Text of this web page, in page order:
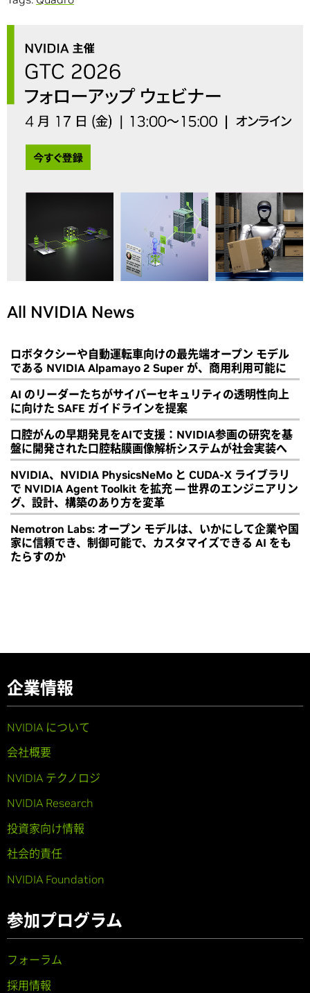
All NVIDIA News
ロボタクシーや自動運転車向けの最先端オープン モデル
である NVIDIA Alpamayo 2 Super が、商用利用可能に
AI のリーダーたちがサイバーセキュリティの透明性向上
に向けた SAFE ガイドラインを提案
口腔がんの早期発見をAIで支援：NVIDIA参画の研究を基
盤に開発された口腔粘膜画像解析システムが社会実装へ
NVIDIA、NVIDIA PhysicsNeMo と CUDA-X ライブラリ
で NVIDIA Agent Toolkit を拡充 ― 世界のエンジニアリン
グ、設計、構築のあり方を変革
Nemotron Labs: オープン モデルは、いかにして企業や国
家に信頼でき、制御可能で、カスタマイズできる AI をも
たらすのか
企業情報
NVIDIA について
会社概要
NVIDIA テクノロジ
NVIDIA Research
投資家向け情報
社会的責任
NVIDIA Foundation
参加プログラム
フォーラム
採用情報